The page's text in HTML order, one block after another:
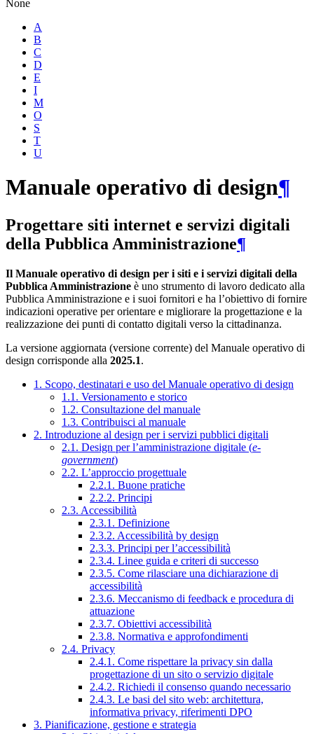
None
A
B
C
D
E
I
M
O
S
T
U
Manuale operativo di design¶
Progettare siti internet e servizi digitali
della Pubblica Amministrazione¶
Il Manuale operativo di design per i siti e i servizi digitali della
Pubblica Amministrazione è uno strumento di lavoro dedicato alla
Pubblica Amministrazione e i suoi fornitori e ha l’obiettivo di fornire
indicazioni operative per orientare e migliorare la progettazione e la
realizzazione dei punti di contatto digitali verso la cittadinanza.
La versione aggiornata (versione corrente) del Manuale operativo di
design corrisponde alla 2025.1.
1. Scopo, destinatari e uso del Manuale operativo di design
1.1. Versionamento e storico
1.2. Consultazione del manuale
1.3. Contribuisci al manuale
2. Introduzione al design per i servizi pubblici digitali
2.1. Design per l’amministrazione digitale (e-
government)
2.2. L’approccio progettuale
2.2.1. Buone pratiche
2.2.2. Principi
2.3. Accessibilità
2.3.1. Definizione
2.3.2. Accessibilità by design
2.3.3. Principi per l’accessibilità
2.3.4. Linee guida e criteri di successo
2.3.5. Come rilasciare una dichiarazione di
accessibilità
2.3.6. Meccanismo di feedback e procedura di
attuazione
2.3.7. Obiettivi accessibilità
2.3.8. Normativa e approfondimenti
2.4. Privacy
2.4.1. Come rispettare la privacy sin dalla
progettazione di un sito o servizio digitale
2.4.2. Richiedi il consenso quando necessario
2.4.3. Le basi del sito web: architettura,
informativa privacy, riferimenti DPO
3. Pianificazione, gestione e strategia